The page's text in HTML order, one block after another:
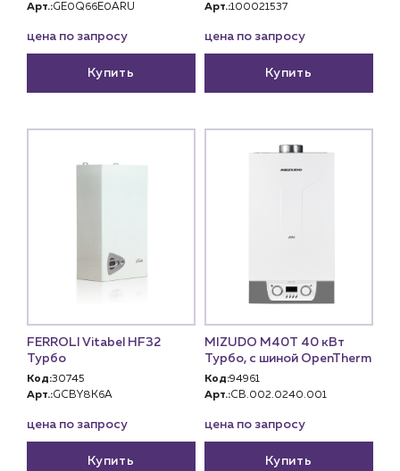
Арт.:GE0Q66E0ARU
цена по запросу
Купить
Арт.:100021537
цена по запросу
Купить
FERROLI Vitabel HF32
Турбо
Код:30745
Арт.:GCBY8K6A
цена по запросу
Купить
MIZUDO М40Т 40 кВт
Турбо, с шиной OpenTherm
Код:94961
Арт.:CB.002.0240.001
цена по запросу
Купить